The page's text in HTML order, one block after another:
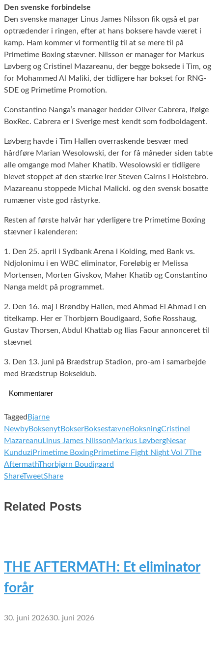
Den svenske forbindelse
Den svenske manager Linus James Nilsson fik også et par
optrædender i ringen, efter at hans boksere havde været i
kamp. Ham kommer vi formentlig til at se mere til på
Primetime Boxing stævner. Nilsson er manager for Markus
Løvberg og Cristinel Mazareanu, der begge boksede i Tim, og
for Mohammed Al Maliki, der tidligere har bokset for RNG-
SDE og Primetime Promotion.
Constantino Nanga’s manager hedder Oliver Cabrera, ifølge
BoxRec. Cabrera er i Sverige mest kendt som fodboldagent.
Løvberg havde i Tim Hallen overraskende besvær med
hårdføre Marian Wesolowski, der for få måneder siden tabte
alle omgange mod Maher Khatib. Wesolowski er tidligere
blevet stoppet af den stærke irer Steven Cairns i Holstebro.
Mazareanu stoppede Michal Malicki. og den svensk bosatte
rumæner viste god råstyrke.
Resten af første halvår har yderligere tre Primetime Boxing
stævner i kalenderen:
1. Den 25. april i Sydbank Arena i Kolding, med Bank vs.
Ndjolonimu i en WBC eliminator, Foreløbig er Melissa
Mortensen, Morten Givskov, Maher Khatib og Constantino
Nanga meldt på programmet.
2. Den 16. maj i Brøndby Hallen, med Ahmad El Ahmad i en
titelkamp. Her er Thorbjørn Boudigaard, Sofie Rosshaug,
Gustav Thorsen, Abdul Khattab og Ilias Faour annonceret til
stævnet
3. Den 13. juni på Brædstrup Stadion, pro-am i samarbejde
med Brædstrup Bokseklub.
Kommentarer
Tagged Bjarne
NewbyBoksenytBokserBoksestævneBoksningCristinel
Mazareanu Linus James NilssonMarkus LøvbergNesar
Kunduzi Primetime BoxingPrimetime Fight Night Vol 7The
AftermathThorbjørn Boudigaard
ShareTweetShare
Related Posts
THE AFTERMATH: Et eliminator
forår
30. juni 202630. juni 2026